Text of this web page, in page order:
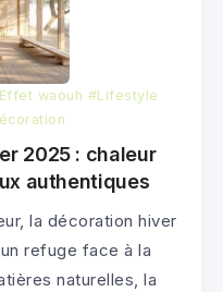
waouh #Lifestyle
2025 : chaleur
authentiques
la décoration hiver
refuge face à la
naturelles, la